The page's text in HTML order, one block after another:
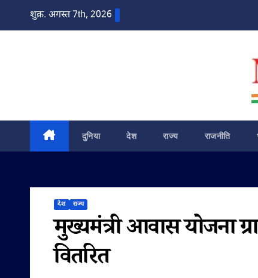
शुक्र. अगस्त 7th, 2026
दुनिया देश राज्य राजनीति
देश राज्य
मुख्यमंत्री आवास योजना
वितरित